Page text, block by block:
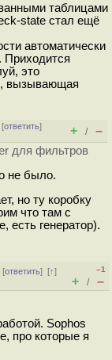
таблицами
state стал ещё
автоматически
Приходится
это
вызывающая
[ответить]
+ / –
для фильтров
не было.
но ту коробку
что там с
есть генератор).
[ответить][↑]
–1
+ / –
Sophos
про которые я